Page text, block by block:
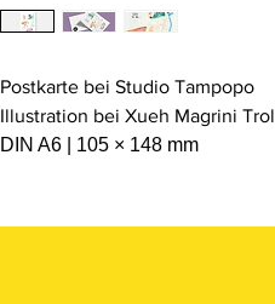
Postkarte bei Studio Tampopo
Illustration bei Xueh Magrini
DIN A6 | 105 × 148 mm